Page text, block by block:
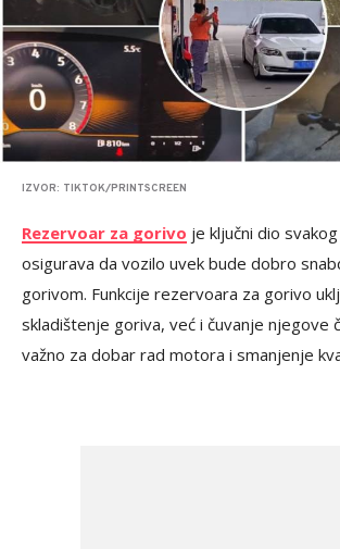
IZVOR: TIKTOK/PRINTSCREEN
Rezervoar za gorivo je ključni dio
osigurava da vozilo uvek bude dobro
gorivom. Funkcije rezervoara za gorivo
skladištenje goriva, već i čuvanje njegove
važno za dobar rad motora i smanjenje